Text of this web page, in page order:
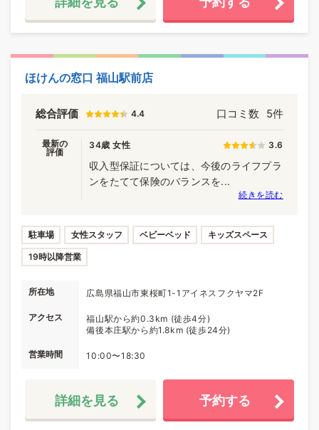
ほけんの窓口 福山駅前店
総合評価 4.4 口コミ数 5件
最新の
評価
34歳 女性 3.6
収入型保証については、今後のライフプラ
ンをたてて保険のバランスを...
続きを読む
駐車場 女性スタッフ ベビーベッド キッズスペース
19時以降営業
所在地 広島県福山市東桜町1-1アイネスフクヤマ2F
アクセス
福山駅から約0.3km (徒歩4分)
備後本庄駅から約1.8km (徒歩24分)
営業時間 10:00〜18:30
詳細を見る 予約する